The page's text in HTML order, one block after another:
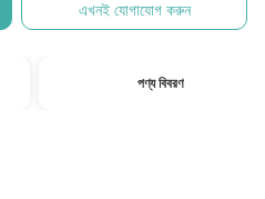
এখনই যোগাযোগ করুন
পণ্য বিবরণ